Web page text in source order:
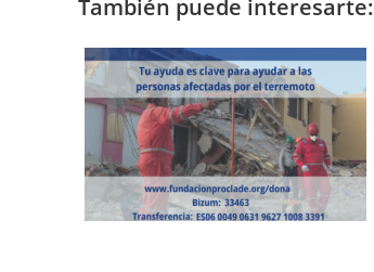
También puede interesarte: